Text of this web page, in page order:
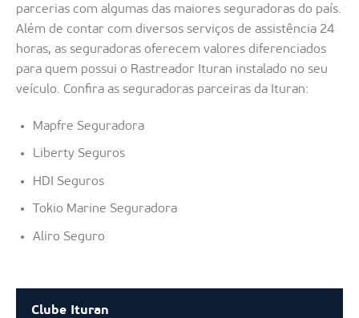
parcerias com algumas das maiores seguradoras do país.
Além de contar com diversos serviços de assistência 24
horas, as seguradoras oferecem valores diferenciados
para quem possui o Rastreador Ituran instalado no seu
veículo. Confira as seguradoras parceiras da Ituran:
Mapfre Seguradora
Liberty Seguros
HDI Seguros
Tokio Marine Seguradora
Aliro Seguro
Clube Ituran